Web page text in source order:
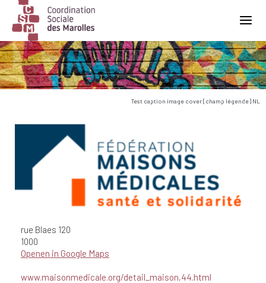
Main Navigation
Test caption image cover [champ légende] NL
rue Blaes 120
1000
Openen in Google Maps
www.maisonmedicale.org/detail_maison,44.html